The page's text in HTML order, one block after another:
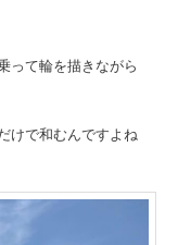
って輪を描きながら
けで和むんですよね